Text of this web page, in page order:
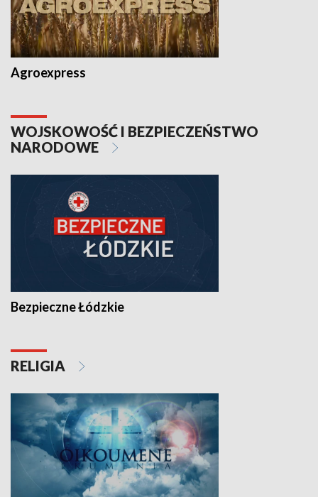
Agroexpress
WOJSKOWOŚĆ I BEZPIECZEŃSTWO
NARODOWE
Bezpieczne Łódzkie
RELIGIA